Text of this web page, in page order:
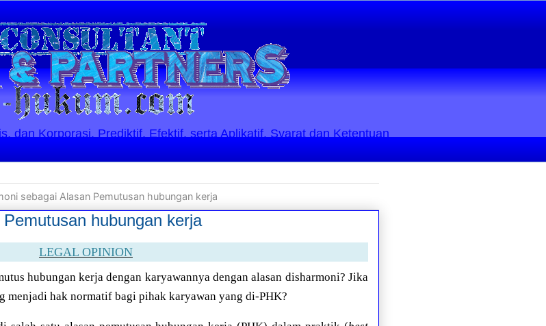
dan Korporasi. Prediktif, Efektif, serta Aplikatif. Syarat dan Ketentuan
sebagai Alasan Pemutusan hubungan kerja
hubungan kerja
LEGAL OPINION
hubungan kerja dengan karyawannya dengan alasan disharmoni? Jika
menjadi hak normatif bagi pihak karyawan yang di-PHK?